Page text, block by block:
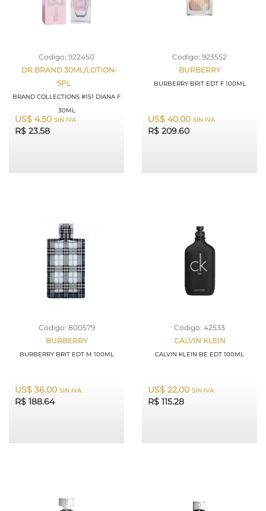
Codigo: 922450
DR.BRAND 30ML/LOTION-
SPL
BRAND COLLECTIONS #151 DIANA F
30ML
US$ 4.50 SIN IVA
R$ 23.58
Codigo: 923552
BURBERRY
BURBERRY BRIT EDT F 100ML
US$ 40.00 SIN IVA
R$ 209.60
Codigo: 800579
BURBERRY
BURBERRY BRIT EDT M 100ML
US$ 36.00 SIN IVA
R$ 188.64
Codigo: 42533
CALVIN KLEIN
CALVIN KLEIN BE EDT 100ML
US$ 22.00 SIN IVA
R$ 115.28